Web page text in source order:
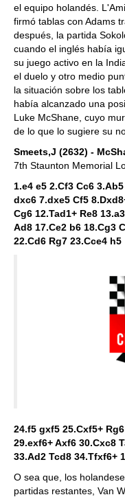
el equipo holandés.
firmó tablas con Adams
después, la partida
cuando el inglés había
su juego activo en la
el duelo y otro medio
la situación sobre los
había alcanzado una
Luke McShane, cuyo
de lo que lo sugiere su
Smeets,J (2632) -
7th Staunton Memorial
1.e4 e5 2.Cf3 Cc6
dxc6 7.dxe5 Cf5
Cg6 12.Tad1+ Re8
Ad8 17.Ce2 b6 18.Cg3
22.Cd6 Rg7 23.Cce4 h5
24.f5 gxf5 25.Cxf5+
29.exf6+ Axf6 30.Cxc8
33.Ad2 Tcd8 34.Tfxf6+
O sea que, los
partidas restantes, Van